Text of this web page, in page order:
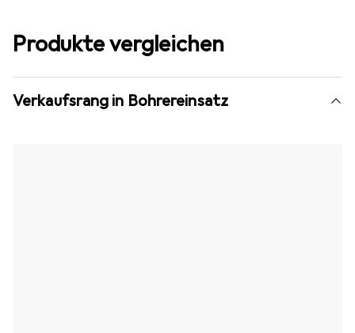
Produkte vergleichen
Verkaufsrang in Bohrereinsatz